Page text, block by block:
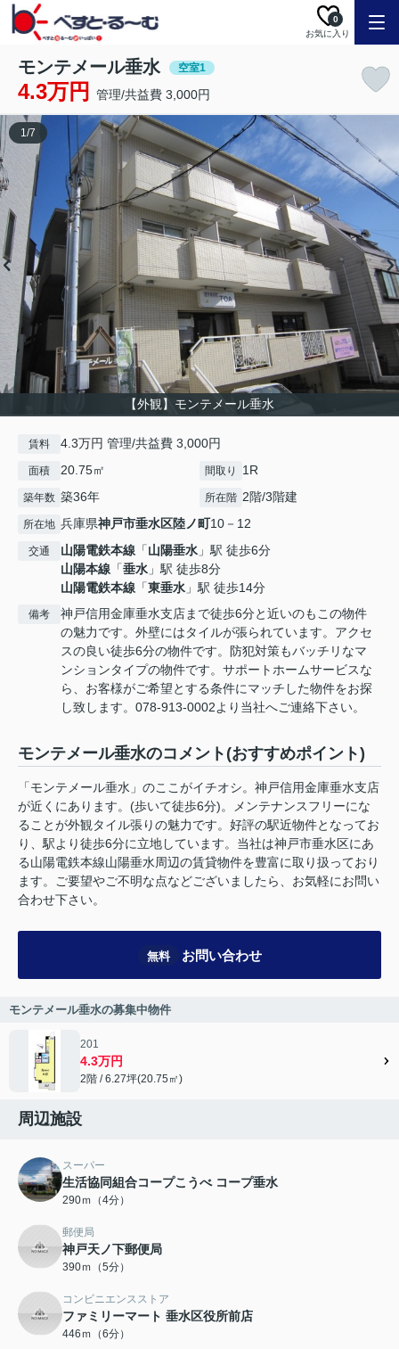
お気に入り
0
モンテメール垂水 空室1
4.3万円 管理/共益費 3,000円
【外観】モンテメール垂水
1/7
賃料 4.3万円 管理/共益費 3,000円
面積 20.75㎡ 間取り 1R
築年数 築36年 所在階 2階/3階建
所在地 兵庫県神戸市垂水区陸ノ町10－12
交通 山陽電鉄本線 「山陽垂水 」駅 徒歩6分
山陽本線 「垂水 」駅 徒歩8分
山陽電鉄本線 「東垂水 」駅 徒歩14分
備考
神戸信用金庫垂水支店まで徒歩6分と近いのもこの物件
の魅力です。外壁にはタイルが張られています。アクセ
スの良い徒歩6分の物件です。防犯対策もバッチリなマ
ンションタイプの物件です。サポートホームサービスな
ら、お客様がご希望とする条件にマッチした物件をお探
し致します。078-913-0002より当社へご連絡下さい。
モンテメール垂水のコメント(おすすめポイント)
「モンテメール垂水」のここがイチオシ。神戸信用金庫垂水支店
が近くにあります。(歩いて徒歩6分)。メンテナンスフリーにな
ることが外観タイル張りの魅力です。好評の駅近物件となってお
り、駅より徒歩6分に立地しています。当社は神戸市垂水区にあ
る山陽電鉄本線山陽垂水周辺の賃貸物件を豊富に取り扱っており
ます。ご要望やご不明な点などございましたら、お気軽にお問い
合わせ下さい。
無料 お問い合わせ
モンテメール垂水の募集中物件
201
4.3万円
2階 / 6.27坪(20.75㎡)
周辺施設
スーパー
生活協同組合コープこうべ コープ垂水
290ｍ（4分）
郵便局
神戸天ノ下郵便局
390ｍ（5分）
コンビニエンスストア
ファミリーマート 垂水区役所前店
446ｍ（6分）